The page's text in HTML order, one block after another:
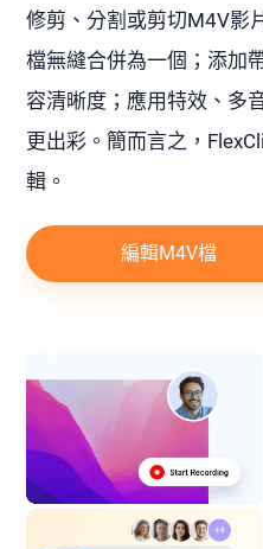
修剪、分割或剪切M4V影
檔無縫合併為一個；添加
容清晰度；應用特效、多
更出彩。簡而言之，
輯。
編輯M4V檔